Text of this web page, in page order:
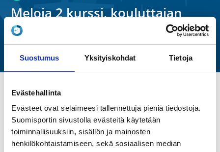
Suostumus Yksityiskohdat Tietoja
Evästehallinta
Evästeet ovat selaimeesi tallennettuja pieniä tiedostoja.
Suomisportin sivustolla evästeitä käytetään
toiminnallisuuksiin, sisällön ja mainosten
henkilökohtaistamiseen, sekä sosiaalisen median
Meloja 2 kurssi, kouluttajan
versio 2026
Suomen Melonta- ja Soutuliitto ry
Mo 27.4.2026 at 00:00 -We 30.12.2026 at 00:00
Verkko